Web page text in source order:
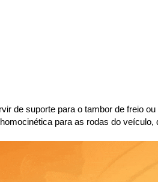
de suporte para o tambor de freio
para as rodas do